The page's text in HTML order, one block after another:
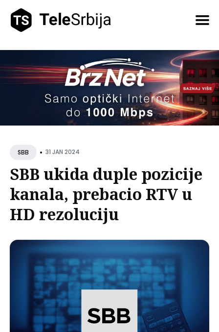
SBB • 31 JAN 2024
SBB ukida duple pozicije
kanala, prebacio RTV u
HD rezoluciju